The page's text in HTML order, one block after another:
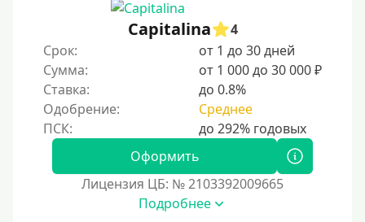
Без упоминания места трудоустройства
Для иностранных граждан
Для лиц, имеющих гражданство других государств,
находящихся на территории Украины
Для граждан других стран, проживающих в
Казахстане
Для граждан других стран, прибывающих в
Для граждан Таджикистана, проживающих за
Capitalina
4
Срок:
от 1 до 30 дней
Сумма:
от 1 000 до 30 000 ₽
Ставка:
до 0.8%
Одобрение:
Среднее
Оформить
Лицензия ЦБ: № 2103392009665
Подробнее